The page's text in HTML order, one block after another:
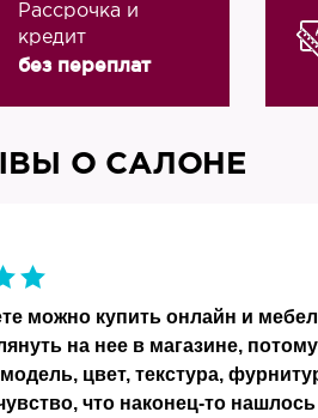
Рассрочка и
кредит
без переплат
О САЛОНЕ
можно купить онлайн и
на нее в магазине,
цвет, текстура,
что наконец-то